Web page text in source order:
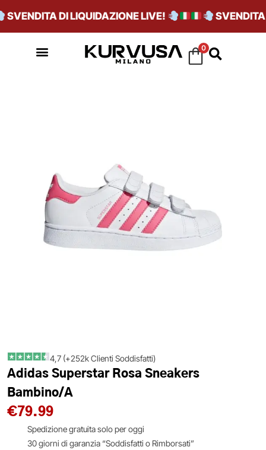
DI LIQUIDAZIONE LIVE! SVENDITA
0
4,7 (+252k Clienti Soddisfatti)
Adidas Superstar Rosa Sneakers
Bambino/a
€79.99
Spedizione gratuita solo per oggi
30 giorni di garanzia “Soddisfatti o Rimborsati”